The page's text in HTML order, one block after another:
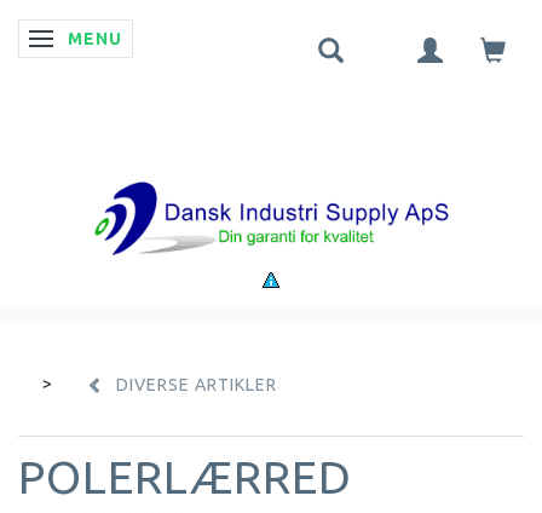
SKIFTE NAVIGATION
MENU
DIVERSE ARTIKLER
POLERLÆRRED